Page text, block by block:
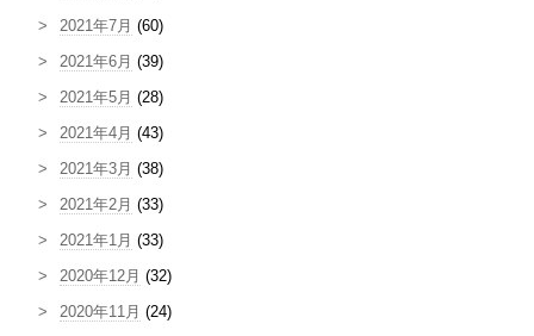
2021年7月 (60)
2021年6月 (39)
2021年5月 (28)
2021年4月 (43)
2021年3月 (38)
2021年2月 (33)
2021年1月 (33)
2020年12月 (32)
2020年11月 (24)